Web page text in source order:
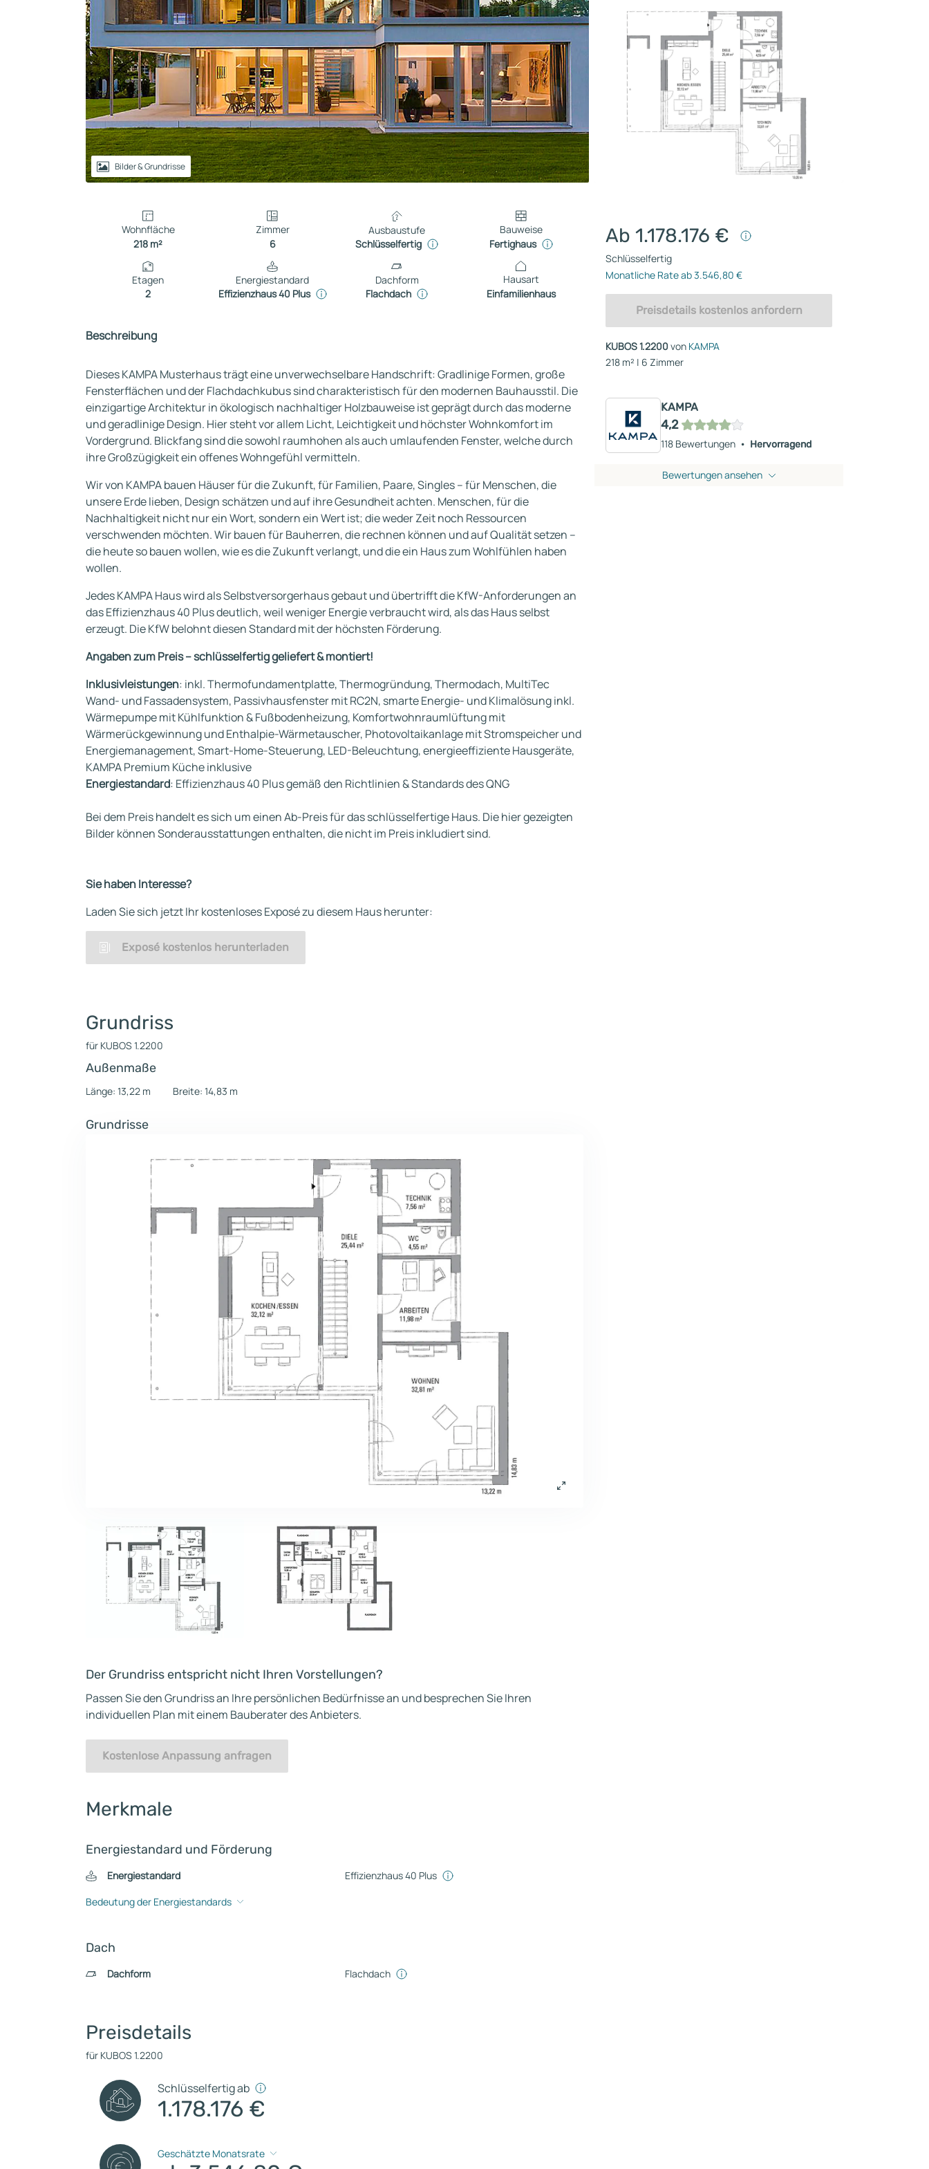
Einliegerwohnung
Containerhaus
Bilder & Grundrisse
Wohnfläche
218 m²
Zimmer
6
Ausbaustufe
Schlüsselfertig
Bauweise
Fertighaus
Etagen
2
Energiestandard
Effizienzhaus 40 Plus
Dachform
Flachdach
Hausart
Einfamilienhaus
Beschreibung
Dieses KAMPA Musterhaus trägt eine unverwechselbare Handschrift: Gradlinige Formen, große
Fensterflächen und der Flachdachkubus sind charakteristisch für den modernen Bauhausstil. Die
einzigartige Architektur in ökologisch nachhaltiger Holzbauweise ist geprägt durch das moderne
und geradlinige Design. Hier steht vor allem Licht, Leichtigkeit und höchster Wohnkomfort im
Vordergrund. Blickfang sind die sowohl raumhohen als auch umlaufenden Fenster, welche durch
ihre Großzügigkeit ein offenes Wohngefühl vermitteln.
Wir von KAMPA bauen Häuser für die Zukunft, für Familien, Paare, Singles – für Menschen, die
unsere Erde lieben, Design schätzen und auf ihre Gesundheit achten. Menschen, für die
Nachhaltigkeit nicht nur ein Wort, sondern ein Wert ist; die weder Zeit noch Ressourcen
verschwenden möchten. Wir bauen für Bauherren, die rechnen können und auf Qualität setzen –
die heute so bauen wollen, wie es die Zukunft verlangt, und die ein Haus zum Wohlfühlen haben
wollen.
Jedes KAMPA Haus wird als Selbstversorgerhaus gebaut und übertrifft die KfW-Anforderungen an
das Effizienzhaus 40 Plus deutlich, weil weniger Energie verbraucht wird, als das Haus selbst
erzeugt. Die KfW belohnt diesen Standard mit der höchsten Förderung.
Angaben zum Preis – schlüsselfertig geliefert & montiert!
Inklusivleistungen: inkl. Thermofundamentplatte, Thermogründung, Thermodach, MultiTec
Wand- und Fassadensystem, Passivhausfenster mit RC2N, smarte Energie- und Klimalösung inkl.
Wärmepumpe mit Kühlfunktion & Fußbodenheizung, Komfortwohnraumlüftung mit
Wärmerückgewinnung und Enthalpie-Wärmetauscher, Photovoltaikanlage mit Stromspeicher und
Energiemanagement, Smart-Home-Steuerung, LED-Beleuchtung, energieeffiziente Hausgeräte,
KAMPA Premium Küche inklusive
Energiestandard: Effizienzhaus 40 Plus gemäß den Richtlinien & Standards des QNG
Bei dem Preis handelt es sich um einen Ab-Preis für das schlüsselfertige Haus. Die hier gezeigten
Bilder können Sonderausstattungen enthalten, die nicht im Preis inkludiert sind.
Sie haben Interesse?
Laden Sie sich jetzt Ihr kostenloses Exposé zu diesem Haus herunter:
Exposé kostenlos herunterladen
Grundriss
für KUBOS 1.2200
Außenmaße
Länge: 13,22 m Breite: 14,83 m
Grundrisse
Der Grundriss entspricht nicht Ihren Vorstellungen?
Passen Sie den Grundriss an Ihre persönlichen Bedürfnisse an und besprechen Sie Ihren
individuellen Plan mit einem Bauberater des Anbieters.
Kostenlose Anpassung anfragen
Merkmale
Energiestandard und Förderung
Energiestandard
Effizienzhaus 40 Plus
Bedeutung der Energiestandards
Dach
Dachform Flachdach
Preisdetails
für KUBOS 1.2200
Schlüsselfertig ab
1.178.176 €
Geschätzte Monatsrate
Ab 1.178.176 €
Schlüsselfertig
Monatliche Rate ab 3.546,80 €
Preisdetails kostenlos anfordern
KUBOS 1.2200von KAMPA
218 m² | 6 Zimmer
KAMPA
4,2
118 Bewertungen Hervorragend
Bewertungen ansehen